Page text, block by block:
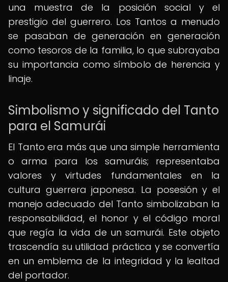
una muestra de la posición social y el
prestigio del guerrero. Los Tantos a menudo
se pasaban de generación en generación
como tesoros de la familia, lo que subrayaba
su importancia como símbolo de herencia y
linaje.
Simbolismo y significado del Tanto
para el Samurái
El Tanto era más que una simple herramienta
o arma para los samuráis; representaba
valores y virtudes fundamentales en la
cultura guerrera japonesa. La posesión y el
manejo adecuado del Tanto simbolizaban la
responsabilidad, el honor y el código moral
que regía la vida de un samurái. Este objeto
trascendía su utilidad práctica y se convertía
en un emblema de la integridad y la lealtad
del portador.